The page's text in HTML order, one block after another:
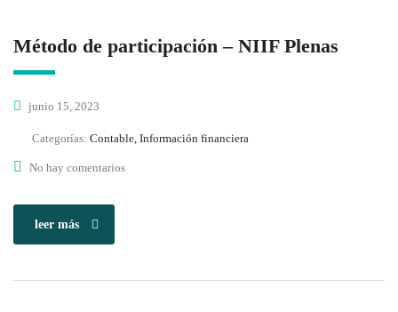
Método de participación – NIIF Plenas
junio 15, 2023
Categorías: Contable, Información financiera
No hay comentarios
leer más